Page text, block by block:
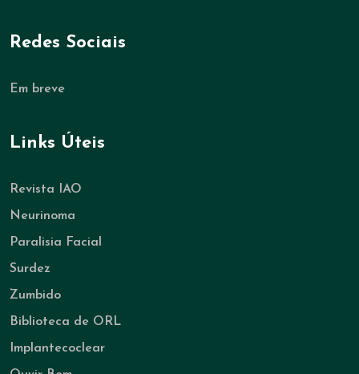
Redes Sociais
Em breve
Links Úteis
Revista IAO
Neurinoma
Paralisia Facial
Surdez
Zumbido
Biblioteca de ORL
Implantecoclear